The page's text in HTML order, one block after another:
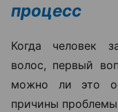
процесс
Когда человек
волос, первый
можно ли это
причины